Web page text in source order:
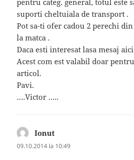
suporti cheltuiala de transport .
Pot sa-ti ofer cadou 2 perechi
la matca .
Daca esti interesat lasa mesaj
Acest com est valabil doar
articol.
Pavi.
….Victor …..
Ionut
09.10.2014 la 10:49